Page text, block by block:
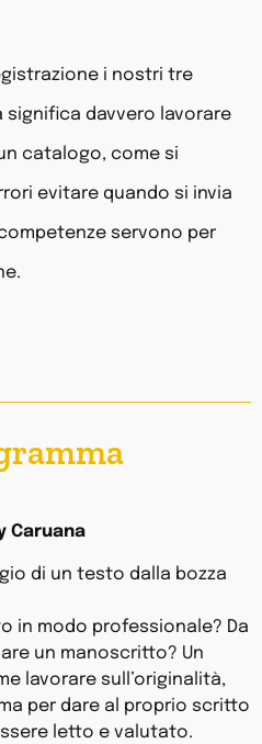
i nostri tre
davvero lavorare
catalogo, come si
evitare quando si invia
servono per
Caruana
di un testo dalla bozza
in modo professionale? Da
un manoscritto? Un
lavorare sull’originalità,
per dare al proprio scritto
letto e valutato.